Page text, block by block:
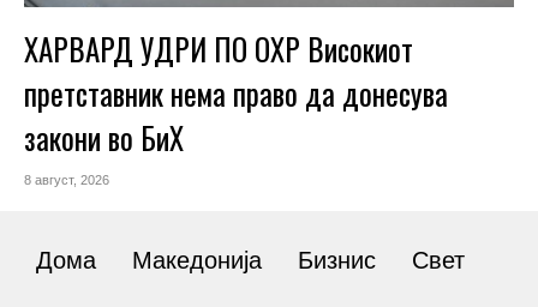
ХАРВАРД УДРИ ПО ОХР Високиот
претставник нема право да донесува
закони во БиХ
8 август, 2026
Дома Македонија Бизнис Свет